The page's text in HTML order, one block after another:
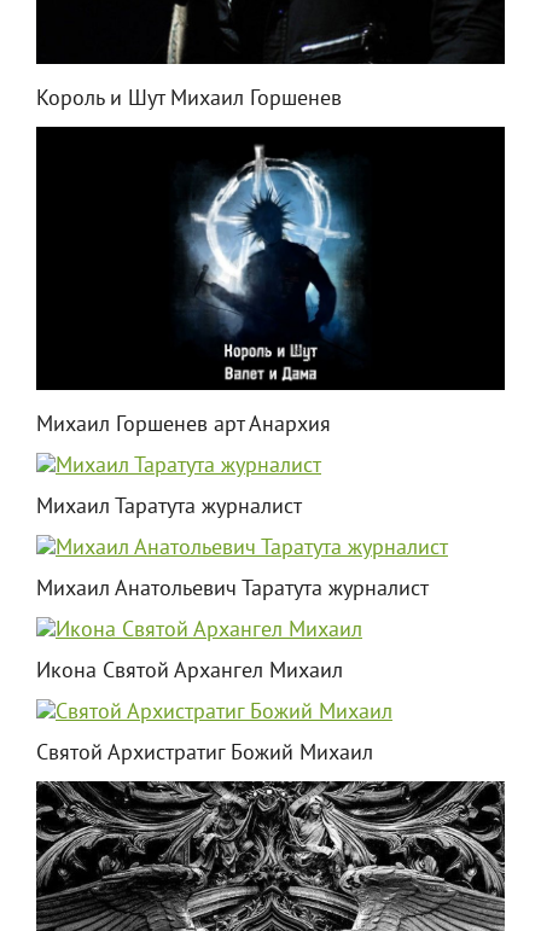
Король и Шут Михаил Горшенев
Михаил Горшенев арт Анархия
Михаил Таратута журналист
Михаил Анатольевич Таратута журналист
Икона Святой Архангел Михаил
Святой Архистратиг Божий Михаил